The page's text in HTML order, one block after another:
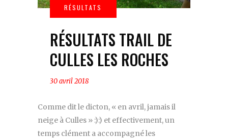
RÉSULTATS TRAIL DE
CULLES LES ROCHES
30 avril 2018
Comme dit le dicton, « en avril, jamais il
neige à Culles » :):) et effectivement, un
temps clément a accompagné les